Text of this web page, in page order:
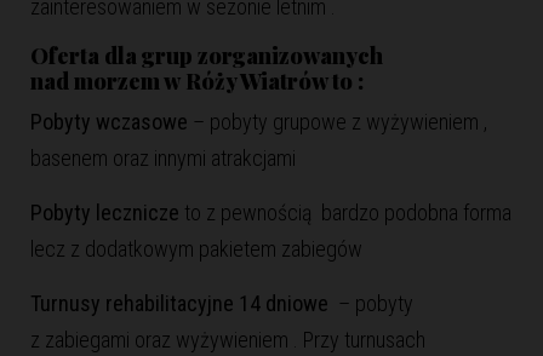
zainteresowaniem w sezonie letnim .
Oferta dla grup zorganizowanych
nad morzem w Róży Wiatrów to :
Pobyty wczasowe – pobyty grupowe z wyżywieniem ,
basenem oraz innymi atrakcjami
Pobyty lecznicze to z pewnością bardzo podobna forma
lecz z dodatkowym pakietem zabiegów
Turnusy rehabilitacyjne 14 dniowe – pobyty
z zabiegami oraz wyżywieniem . Przy turnusach